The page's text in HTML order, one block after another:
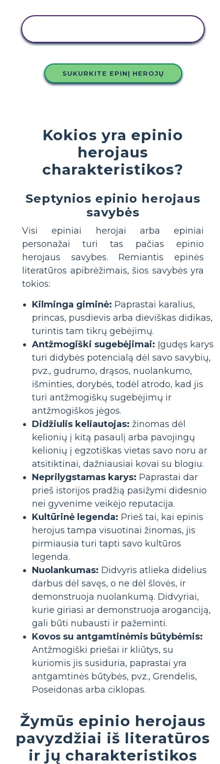
SUKURKITE EPINĮ HEROJŲ
Kokios yra epinio
herojaus
charakteristikos?
Septynios epinio herojaus
savybės
Visi epiniai herojai arba epiniai
personažai turi tas pačias epinio
herojaus savybes. Remiantis epinės
literatūros apibrėžimais, šios savybės yra
tokios:
Kilminga giminė: Paprastai karalius,
princas, pusdievis arba dieviškas didikas,
turintis tam tikrų gebėjimų.
Antžmogiški sugebėjimai: Įgudęs karys
turi didybės potencialą dėl savo savybių,
pvz., gudrumo, drąsos, nuolankumo,
išminties, dorybės, todėl atrodo, kad jis
turi antžmogiškų sugebėjimų ir
antžmogiškos jėgos.
Didžiulis keliautojas: žinomas dėl
kelionių į kitą pasaulį arba pavojingų
kelionių į egzotiškas vietas savo noru ar
atsitiktinai, dažniausiai kovai su blogiu.
Neprilygstamas karys: Paprastai dar
prieš istorijos pradžią pasižymi didesnio
nei gyvenime veikėjo reputacija.
Kultūrinė legenda: Prieš tai, kai epinis
herojus tampa visuotinai žinomas, jis
pirmiausia turi tapti savo kultūros
legenda.
Nuolankumas: Didvyris atlieka didelius
darbus dėl savęs, o ne dėl šlovės, ir
demonstruoja nuolankumą. Didvyriai,
kurie giriasi ar demonstruoja aroganciją,
gali būti nubausti ir pažeminti.
Kovos su antgamtinėmis būtybėmis:
Antžmogiški priešai ir kliūtys, su
kuriomis jis susiduria, paprastai yra
antgamtinės būtybės, pvz., Grendelis,
Poseidonas arba ciklopas.
Žymūs epinio herojaus
pavyzdžiai iš literatūros
ir jų charakteristikos